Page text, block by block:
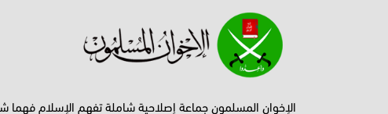
الإخوان المسلمون جماعة إصلاحية شاملة تفهم الإسلام